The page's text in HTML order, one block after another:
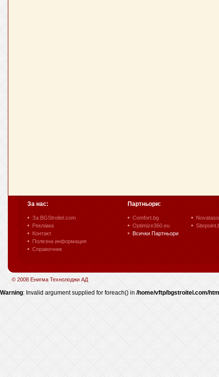
За нас:
За BGStroitel.com
Реклама
Контакт
Полезна информация
Справочник
Партньори:
Comfort.bg
Optimize360.eu
Всички Партньори
© 2008 Енигма Технолоджи АД
Warning: Invalid argument supplied for foreach() in /home/vftp/bgstroitel.com/